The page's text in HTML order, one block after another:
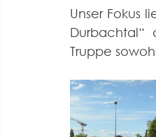
Unser Fokus
Durbachtal“
Truppe